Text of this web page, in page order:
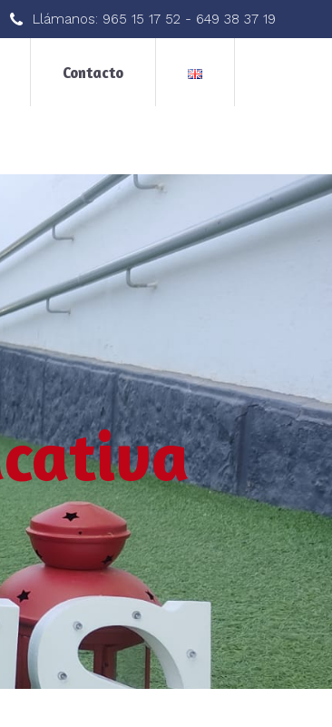
Llámanos: 965 15 17 52 - 649 38 37 19
Contacto